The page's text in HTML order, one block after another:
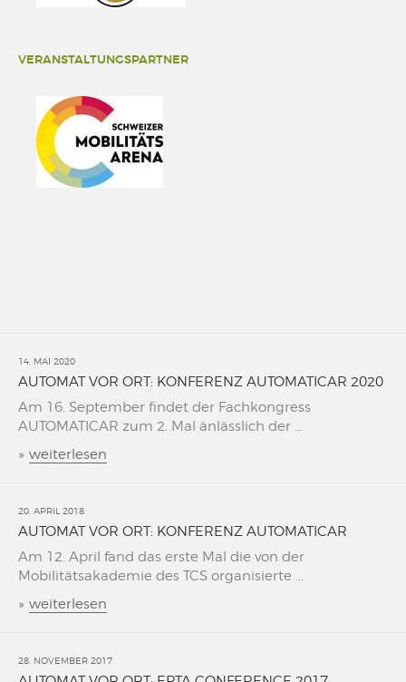
VERANSTALTUNGSPARTNER
14. MAI 2020
AUTOMAT VOR ORT: KONFERENZ AUTOMATICAR 2020
Am 16. September findet der Fachkongress
AUTOMATICAR zum 2. Mal änlässlich der ...
» weiterlesen
20. APRIL 2018
AUTOMAT VOR ORT: KONFERENZ AUTOMATICAR
Am 12. April fand das erste Mal die von der
Mobilitätsakademie des TCS organisierte ...
» weiterlesen
28. NOVEMBER 2017